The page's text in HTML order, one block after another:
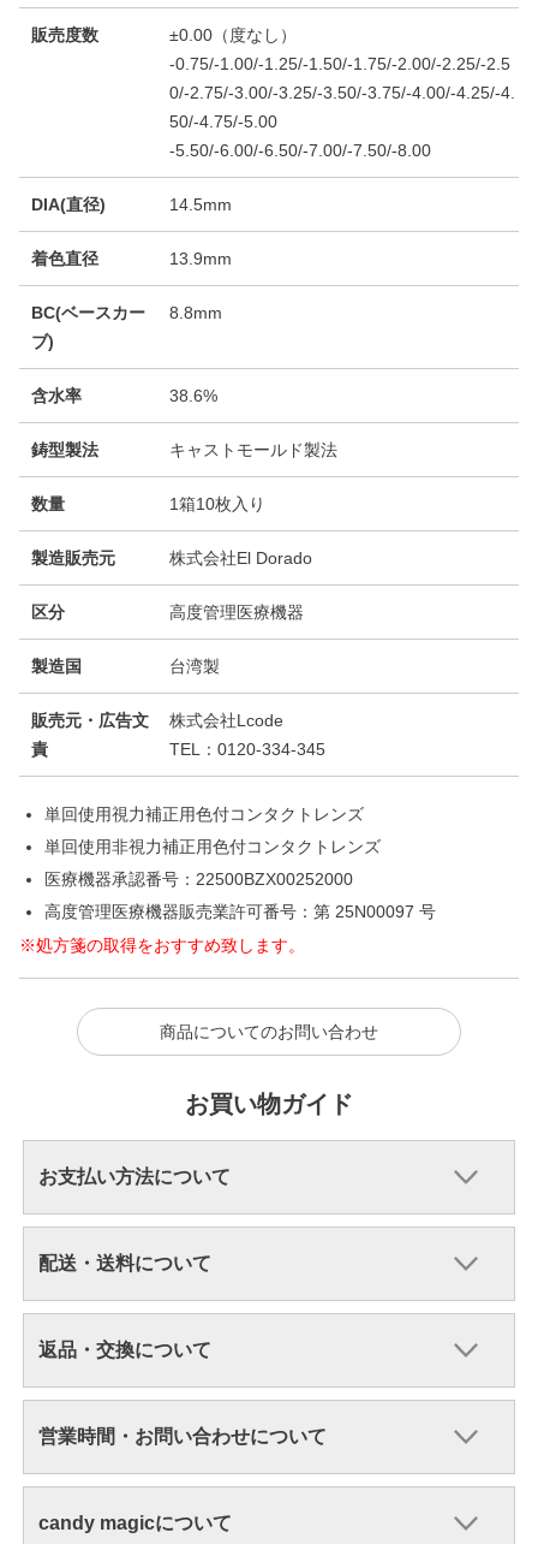
販売度数
±0.00（度なし）
-0.75/-1.00/-1.25/-1.50/-1.75/-2.00/-2.25/-2.5
0/-2.75/-3.00/-3.25/-3.50/-3.75/-4.00/-4.25/-4.
50/-4.75/-5.00
-5.50/-6.00/-6.50/-7.00/-7.50/-8.00
DIA(直径) 14.5mm
着色直径 13.9mm
BC(ベースカー
ブ)
8.8mm
含水率 38.6%
鋳型製法 キャストモールド製法
数量 1箱10枚入り
製造販売元 株式会社El Dorado
区分 高度管理医療機器
製造国 台湾製
販売元・広告文
責
株式会社Lcode
TEL：0120-334-345
単回使用視力補正用色付コンタクトレンズ
単回使用非視力補正用色付コンタクトレンズ
医療機器承認番号：22500BZX00252000
高度管理医療機器販売業許可番号：第 25N00097 号
※処方箋の取得をおすすめ致します。
商品についてのお問い合わせ
お買い物ガイド
お支払い方法について
配送・送料について
返品・交換について
営業時間・お問い合わせについて
candy magicについて